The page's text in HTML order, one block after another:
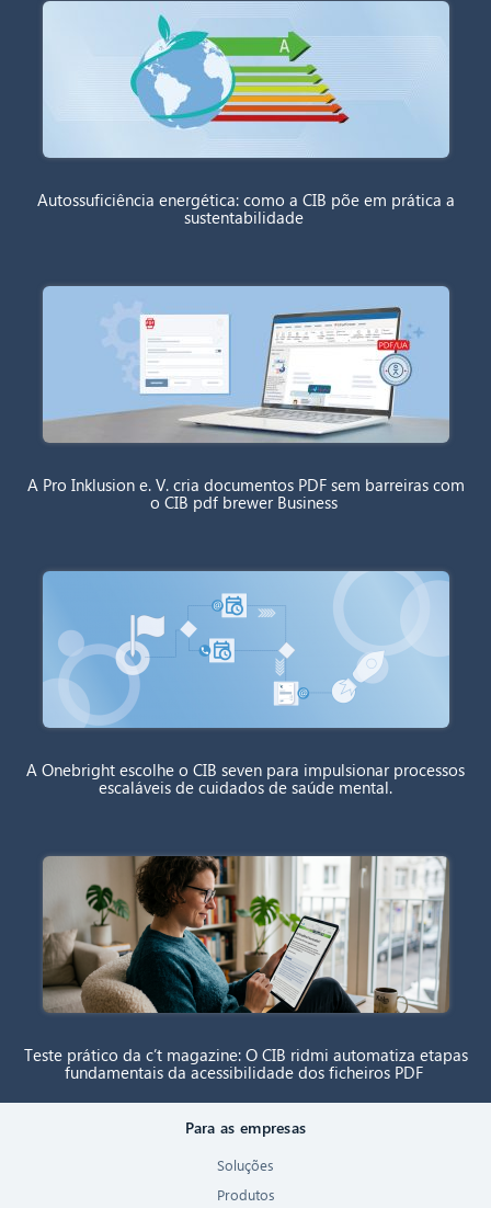
Autossuficiência energética: como a CIB põe em prática a
sustentabilidade
A Pro Inklusion e. V. cria documentos PDF sem barreiras com
o CIB pdf brewer Business
A Onebright escolhe o CIB seven para impulsionar processos
escaláveis de cuidados de saúde mental.
Teste prático da c’t magazine: O CIB ridmi automatiza etapas
fundamentais da acessibilidade dos ficheiros PDF
Para as empresas
Soluções
Produtos